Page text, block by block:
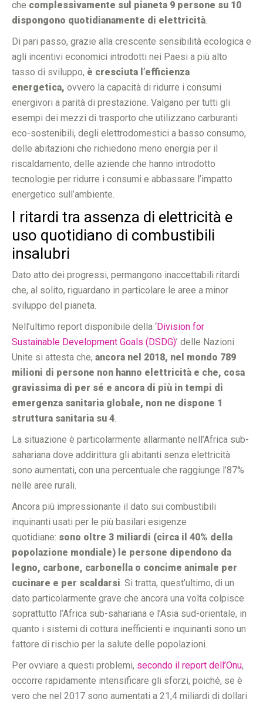
che complessivamente sul pianeta 9 persone su 10
dispongono quotidianamente di elettricità.
Di pari passo, grazie alla crescente sensibilità ecologica e
agli incentivi economici introdotti nei Paesi a più alto
tasso di sviluppo, è cresciuta l’efficienza
energetica, ovvero la capacità di ridurre i consumi
energivori a parità di prestazione. Valgano per tutti gli
esempi dei mezzi di trasporto che utilizzano carburanti
eco-sostenibili, degli elettrodomestici a basso consumo,
delle abitazioni che richiedono meno energia per il
riscaldamento, delle aziende che hanno introdotto
tecnologie per ridurre i consumi e abbassare l’impatto
energetico sull’ambiente.
I ritardi tra assenza di elettricità e
uso quotidiano di combustibili
insalubri
Dato atto dei progressi, permangono inaccettabili ritardi
che, al solito, riguardano in particolare le aree a minor
sviluppo del pianeta.
Nell’ultimo report disponibile della ‘Division for
Sustainable Development Goals (DSDG)’ delle Nazioni
Unite si attesta che, ancora nel 2018, nel mondo 789
milioni di persone non hanno elettricità e che, cosa
gravissima di per sé e ancora di più in tempi di
emergenza sanitaria globale, non ne dispone 1
struttura sanitaria su 4.
La situazione è particolarmente allarmante nell’Africa sub-
sahariana dove addirittura gli abitanti senza elettricità
sono aumentati, con una percentuale che raggiunge l’87%
nelle aree rurali.
Ancora più impressionante il dato sui combustibili
inquinanti usati per le più basilari esigenze
quotidiane: sono oltre 3 miliardi (circa il 40% della
popolazione mondiale) le persone dipendono da
legno, carbone, carbonella o concime animale per
cucinare e per scaldarsi. Si tratta, quest’ultimo, di un
dato particolarmente grave che ancora una volta colpisce
soprattutto l’Africa sub-sahariana e l’Asia sud-orientale, in
quanto i sistemi di cottura inefficienti e inquinanti sono un
fattore di rischio per la salute delle popolazioni.
Per ovviare a questi problemi, secondo il report dell’Onu,
occorre rapidamente intensificare gli sforzi, poiché, se è
vero che nel 2017 sono aumentati a 21,4 miliardi di dollari